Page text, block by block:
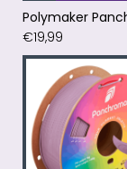
€19,99